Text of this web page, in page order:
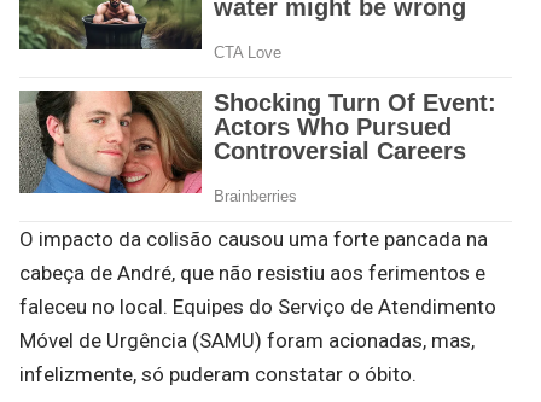
O impacto da colisão causou uma forte pancada na
cabeça de André, que não resistiu aos ferimentos e
faleceu no local. Equipes do Serviço de Atendimento
Móvel de Urgência (SAMU) foram acionadas, mas,
infelizmente, só puderam constatar o óbito.